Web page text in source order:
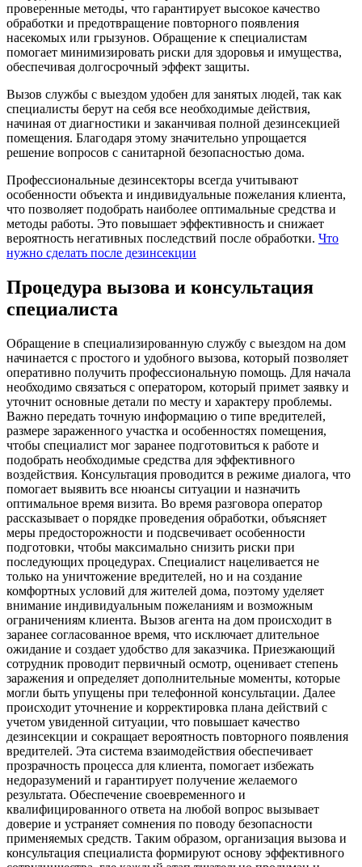
проверенные методы, что гарантирует высокое качество
обработки и предотвращение повторного появления
насекомых или грызунов. Обращение к специалистам
помогает минимизировать риски для здоровья и имущества,
обеспечивая долгосрочный эффект защиты.
Вызов службы с выездом удобен для занятых людей, так как
специалисты берут на себя все необходимые действия,
начиная от диагностики и заканчивая полной дезинсекцией
помещения. Благодаря этому значительно упрощается
решение вопросов с санитарной безопасностью дома.
Профессиональные дезинсекторы всегда учитывают
особенности объекта и индивидуальные пожелания клиента,
что позволяет подобрать наиболее оптимальные средства и
методы работы. Это повышает эффективность и снижает
вероятность негативных последствий после обработки. Что
нужно сделать после дезинсекции
Процедура вызова и консультация
специалиста
Обращение в специализированную службу с выездом на дом
начинается с простого и удобного вызова, который позволяет
оперативно получить профессиональную помощь. Для начала
необходимо связаться с оператором, который примет заявку и
уточнит основные детали по месту и характеру проблемы.
Важно передать точную информацию о типе вредителей,
размере зараженного участка и особенностях помещения,
чтобы специалист мог заранее подготовиться к работе и
подобрать необходимые средства для эффективного
воздействия. Консультация проводится в режиме диалога, что
помогает выявить все нюансы ситуации и назначить
оптимальное время визита. Во время разговора оператор
рассказывает о порядке проведения обработки, объясняет
меры предосторожности и подсвечивает особенности
подготовки, чтобы максимально снизить риски при
последующих процедурах. Специалист нацеливается не
только на уничтожение вредителей, но и на создание
комфортных условий для жителей дома, поэтому уделяет
внимание индивидуальным пожеланиям и возможным
ограничениям клиента. Вызов агента на дом происходит в
заранее согласованное время, что исключает длительное
ожидание и создает удобство для заказчика. Приезжающий
сотрудник проводит первичный осмотр, оценивает степень
заражения и определяет дополнительные моменты, которые
могли быть упущены при телефонной консультации. Далее
происходит уточнение и корректировка плана действий с
учетом увиденной ситуации, что повышает качество
дезинсекции и сокращает вероятность повторного появления
вредителей. Эта система взаимодействия обеспечивает
прозрачность процесса для клиента, помогает избежать
недоразумений и гарантирует получение желаемого
результата. Обеспечение своевременного и
квалифицированного ответа на любой вопрос вызывает
доверие и устраняет сомнения по поводу безопасности
применяемых средств. Таким образом, организация вызова и
консультация специалиста формируют основу эффективного